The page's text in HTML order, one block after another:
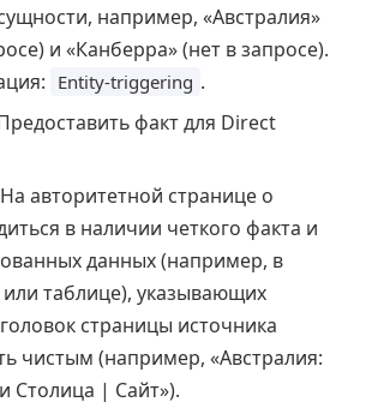
например, «Австралия»
и «Канберра» (нет в запросе).
Entity-triggering .
факт для Direct
На авторитетной странице о
в наличии четкого факта и
данных (например, в
таблице), указывающих
страницы источника
чистым (например, «Австралия:
Столица | Сайт»).